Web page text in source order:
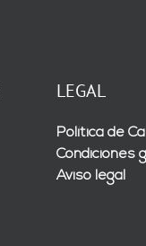
LEGAL
Política de
Condiciones
Aviso legal